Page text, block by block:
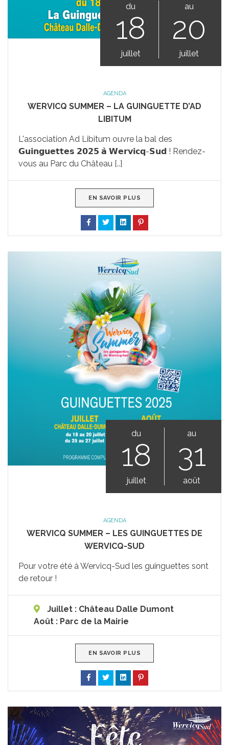
du
18
juillet
au
20
juillet
AGENDA
WERVICQ SUMMER – LA GUINGUETTE D’AD
LIBITUM
L'association Ad Libitum ouvre la bal des
𝗚𝘂𝗶𝗻𝗴𝘂𝗲𝘁𝘁𝗲𝘀 𝟮𝟬𝟮𝟱 𝗮̀ 𝗪𝗲𝗿𝘃𝗶𝗰𝗾-𝗦𝘂𝗱 ! Rendez-
vous au Parc du Château [..]
EN SAVOIR PLUS
du
18
juillet
au
31
août
AGENDA
WERVICQ SUMMER – LES GUINGUETTES DE
WERVICQ-SUD
Pour votre été à Wervicq-Sud les guinguettes sont
de retour !
Juillet : Château Dalle Dumont
Août : Parc de la Mairie
EN SAVOIR PLUS